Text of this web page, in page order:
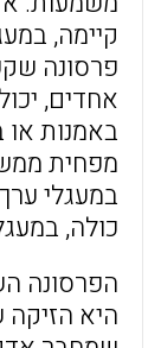
קיימה,
פרסונה
אחדים,
באמנות או
מפחית
במעגלי
כולה,
הפרסונה
היא הזיקה